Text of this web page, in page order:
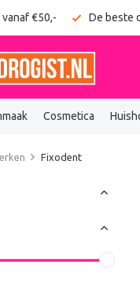
vanaf €50,- De beste
Cosmetica
Fixodent